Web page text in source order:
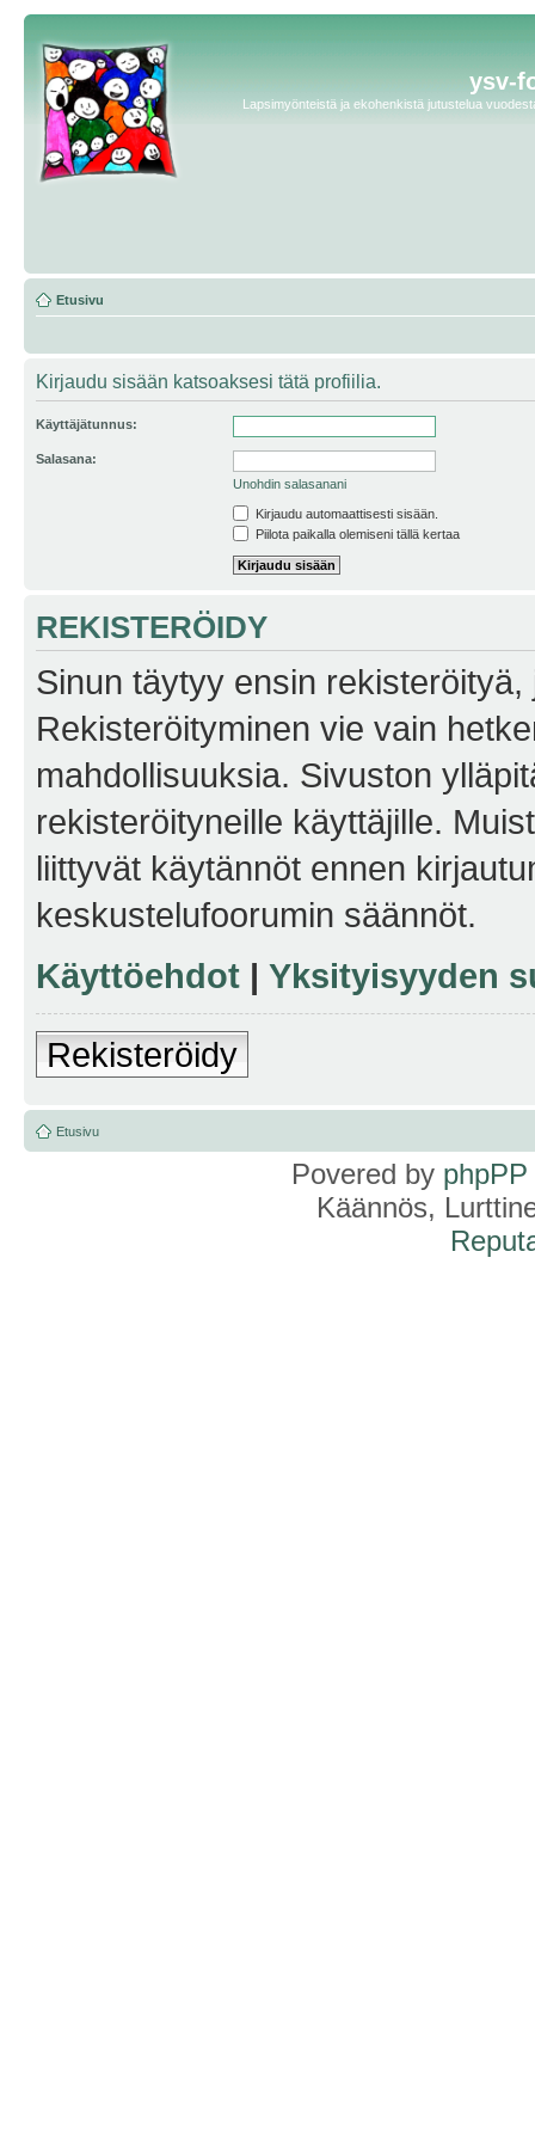
ysv-
Lapsimyönteistä ja ekohenkistä jutustelua
Etusivu
Kirjaudu sisään katsoaksesi tätä profiilia.
Käyttäjätunnus:
Salasana:
Unohdin salasanani
Kirjaudu automaattisesti sisään.
Piilota paikalla olemiseni tällä kertaa
REKISTERÖIDY
Sinun täytyy ensin
Rekisteröityminen vie vain
mahdollisuuksia. Sivuston
rekisteröityneille käyttäjille.
liittyvät käytännöt ennen
keskustelufoorumin säännöt.
Käyttöehdot | Yksityisyyden
Rekisteröidy
Etusivu
Povered by phpPP
Käännös,